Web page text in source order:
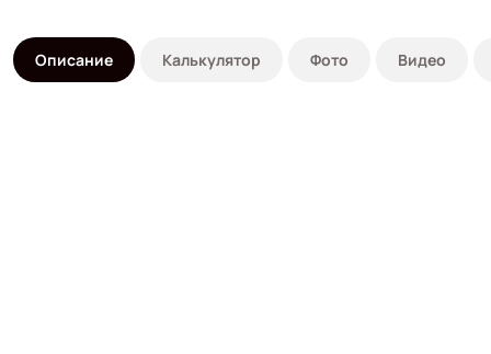
Описание Калькулятор Фото Видео